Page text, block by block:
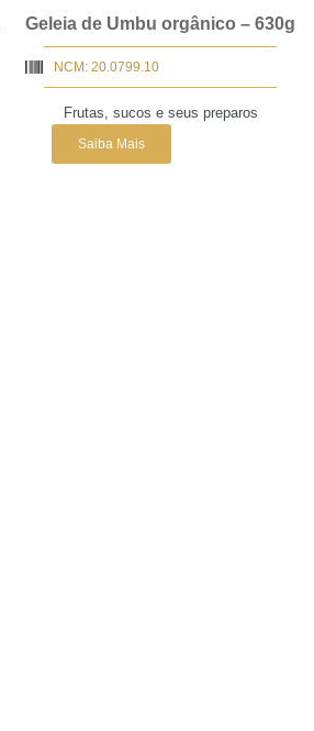
Geleia de Umbu orgânico – 630g
NCM: 20.0799.10
Frutas, sucos e seus preparos
Saiba Mais